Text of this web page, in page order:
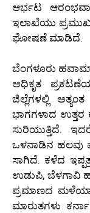
ಆರ್ಭಟ
ಇಲಾಖೆಯು
ಘೋಷಣೆ ಮಾಡಿದೆ.
ಬೆಂಗಳೂರು
ಅಧಿಕೃತ
ಜಿಲ್ಲೆಗಳಲ್ಲಿ
ಭಾಗಗಳಾದ
ಸುರಿಯುತ್ತಿದೆ.
ಒಳನಾಡಿನ ಹಲವು
ಸಾಗಿದೆ. ಕಳೆದ
ಉಡುಪಿ, ಬೆಳಗಾವಿ
ಪ್ರಮಾಣದ
ಮಾರುತಗಳು